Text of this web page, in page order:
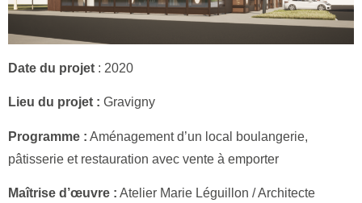
Date du projet : 2020
Lieu du projet : Gravigny
Programme : Aménagement d’un local boulangerie,
pâtisserie et restauration avec vente à emporter
Maîtrise d’œuvre : Atelier Marie Léguillon / Architecte